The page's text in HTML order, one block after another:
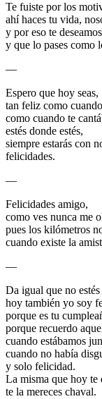
Te fuiste por los
ahí haces tu vida,
y por eso te
y que lo pases como
—
Espero que hoy seas,
tan feliz como
como cuando te
estés donde estés,
siempre estarás con
felicidades.
—
Felicidades amigo,
como ves nunca me
pues los kilómetros
cuando existe la
—
Da igual que no
hoy también yo soy
porque es tu
porque recuerdo
cuando estábamos
cuando no había
y solo felicidad.
La misma que hoy te
te la mereces chaval.